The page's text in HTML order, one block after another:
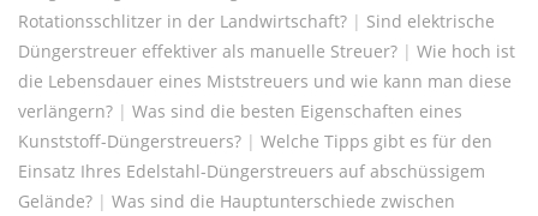
Rotationsschlitzer in der Landwirtschaft? | Sind elektrische
Düngerstreuer effektiver als manuelle Streuer? | Wie hoch ist
die Lebensdauer eines Miststreuers und wie kann man diese
verlängern? | Was sind die besten Eigenschaften eines
Kunststoff-Düngerstreuers? | Welche Tipps gibt es für den
Einsatz Ihres Edelstahl-Düngerstreuers auf abschüssigem
Gelände? | Was sind die Hauptunterschiede zwischen